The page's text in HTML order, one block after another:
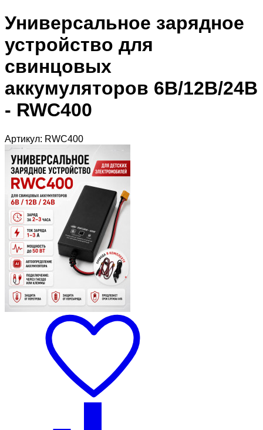
Универсальное зарядное
устройство для
свинцовых
аккумуляторов 6В/12В/24В
- RWC400
Артикул: RWC400